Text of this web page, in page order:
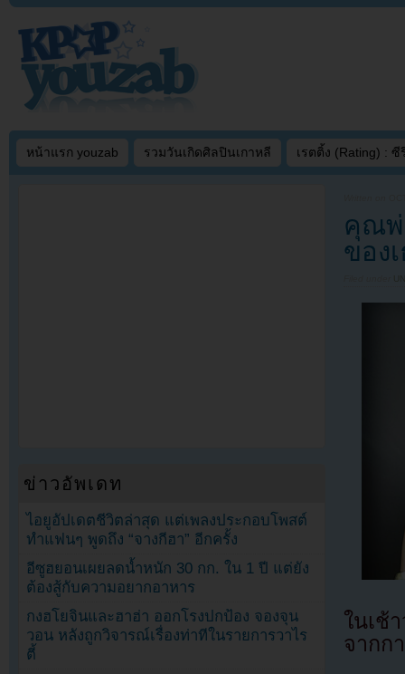
หน้าแรก youzab รวมวันเกิดศิลปินเกาหลี เรตติ้ง (Rating) : ซี
คุณพ่
ของ
ในเช้
จากก
ข่าวอัพเดท
ไอยูอัปเดตชีวิตล่าสุด แต่เพลงประกอบโพสต์
ทำแฟนๆ พูดถึง “จางกีฮา” อีกครั้ง
อีซูฮยอนเผยลดน้ำหนัก 30 กก. ใน 1 ปี แต่ยัง
ต้องสู้กับความอยากอาหาร
กงฮโยจินและฮาฮ่า ออกโรงปกป้อง จองจุน
วอน หลังถูกวิจารณ์เรื่องท่าทีในรายการวาไร
ตี้